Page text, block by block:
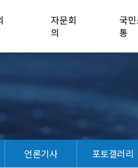
자문회
의
국
통
언론기사 포토갤러리